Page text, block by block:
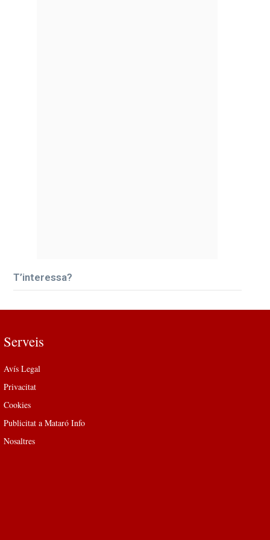
T’interessa?
Serveis
Avís Legal
Privacitat
Cookies
Publicitat a Mataró Info
Nosaltres